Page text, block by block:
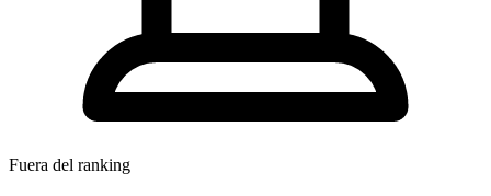
Fuera del ranking